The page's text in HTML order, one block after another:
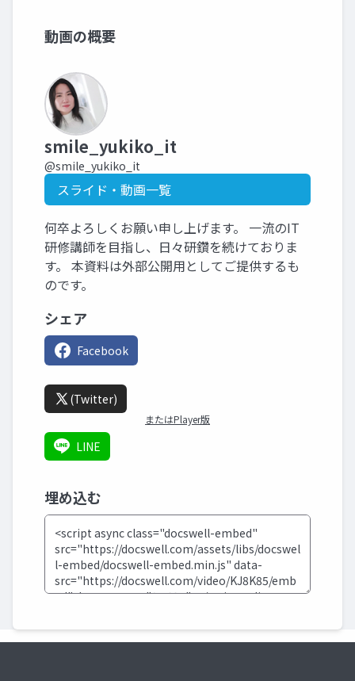
動画の概要
smile_yukiko_it
@smile_yukiko_it
スライド・動画一覧
何卒よろしくお願い申し上げます。 一流のIT
研修講師を目指し、日々研鑽を続けておりま
す。 本資料は外部公開用としてご提供するも
のです。
シェア
Facebook
(Twitter)
またはPlayer版
LINE
埋め込む